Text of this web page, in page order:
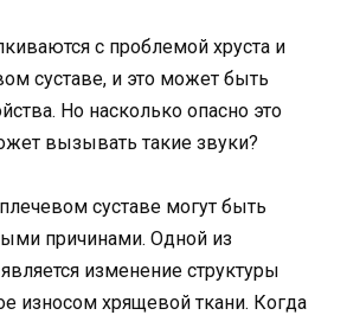
с проблемой хруста и
суставе, и это может быть
Но насколько опасно это
вызывать такие звуки?
суставе могут быть
причинами. Одной из
изменение структуры
износом хрящевой ткани. Когда